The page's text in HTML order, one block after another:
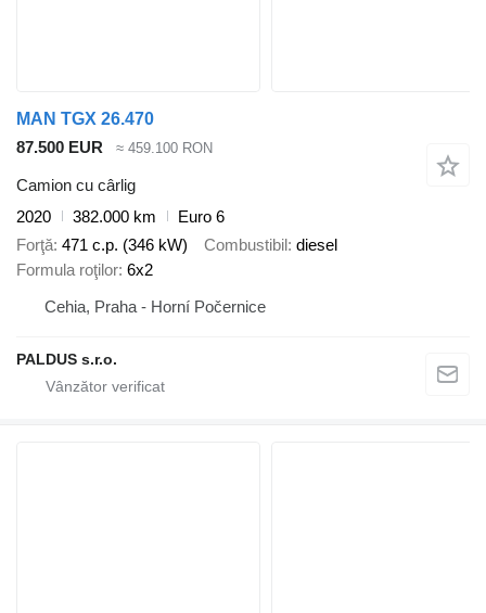
MAN TGX 26.470
87.500 EUR
≈ 459.100 RON
Camion cu cârlig
2020
382.000 km
Euro 6
Forţă 471 c.p. (346 kW) Combustibil diesel
Formula roţilor 6x2
Cehia, Praha - Horní Počernice
PALDUS s.r.o.